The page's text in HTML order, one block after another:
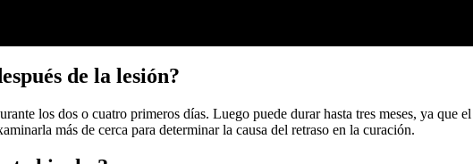
de la lesión?
los dos o cuatro primeros días. Luego puede durar hasta tres meses, ya que
más de cerca para determinar la causa del retraso en la curación.